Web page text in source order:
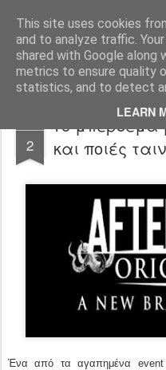
This site uses cookies
and to analyze traffic.
shared with Google along
metrics to ensure quality
statistics, and to detect
LEARN
FilmBoy
2
Το μπέρδεμα
και ποιές
Ένα από τα αγαπημένα